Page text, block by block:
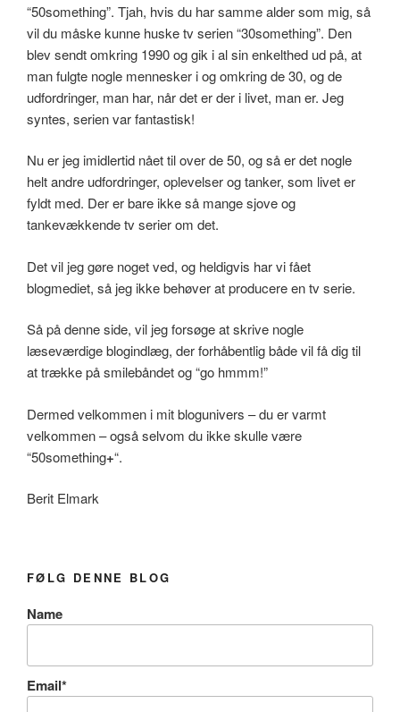
“50something”. Tjah, hvis du har samme alder som mig, så
vil du måske kunne huske tv serien “30something”. Den
blev sendt omkring 1990 og gik i al sin enkelthed ud på, at
man fulgte nogle mennesker i og omkring de 30, og de
udfordringer, man har, når det er der i livet, man er. Jeg
syntes, serien var fantastisk!
Nu er jeg imidlertid nået til over de 50, og så er det nogle
helt andre udfordringer, oplevelser og tanker, som livet er
fyldt med. Der er bare ikke så mange sjove og
tankevækkende tv serier om det.
Det vil jeg gøre noget ved, og heldigvis har vi fået
blogmediet, så jeg ikke behøver at producere en tv serie.
Så på denne side, vil jeg forsøge at skrive nogle
læseværdige blogindlæg, der forhåbentlig både vil få dig til
at trække på smilebåndet og “go hmmm!”
Dermed velkommen i mit blogunivers – du er varmt
velkommen – også selvom du ikke skulle være
“50something+“.
Berit Elmark
FØLG DENNE BLOG
Name
Email*